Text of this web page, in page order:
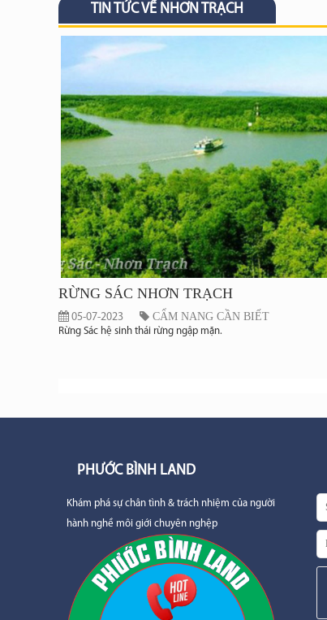
TIN TỨC VỀ NHƠN TRẠCH
RỪNG SÁC NHƠN TRẠCH
05-07-2023 CẨM NANG CẦN BIẾT
Rừng Sác hệ sinh thái rừng ngập mặn.
PHƯỚC BÌNH LAND
Khám phá sự chân tình & trách nhiệm của người
hành nghề môi giới chuyên nghệp